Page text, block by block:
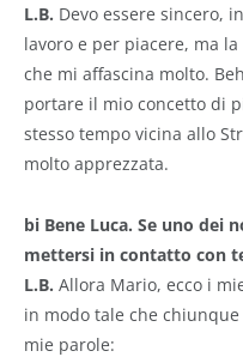
L.B. Devo essere sincero,
lavoro e per piacere, ma
che mi affascina molto.
portare il mio concetto di
stesso tempo vicina allo
molto apprezzata.
bi Bene Luca. Se uno dei
mettersi in contatto con
L.B. Allora Mario, ecco i
in modo tale che
mie parole: